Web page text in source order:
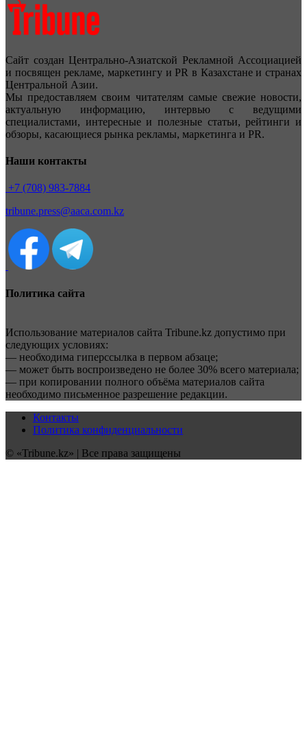
Сайт создан Центрально-Азиатской Рекламной Ассоциацией
и посвящен рекламе, маркетингу и PR в Казахстане и странах
Центральной Азии.
Мы предоставляем своим читателям самые свежие новости,
актуальную информацию, интервью с ведущими
специалистами, интересные и полезные статьи, рейтинги и
обзоры, касающиеся рынка рекламы, маркетинга и PR.
Наши контакты
+7 (708) 983-7884
tribune.press@aaca.com.kz
Политика сайта
Использование материалов сайта Tribune.kz допустимо при
следующих условиях:
— необходима гиперссылка в первом абзаце;
— может быть воспроизведено не более 30% всего материала;
— при копировании полного объёма материалов сайта
необходимо письменное разрешение редакции.
Контакты
Политика конфиденциальности
© «Tribune.kz» | Все права защищены